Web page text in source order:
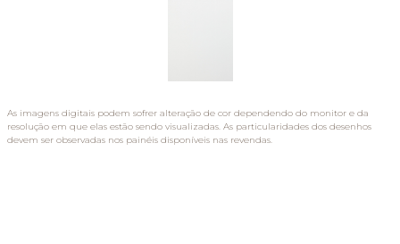
As imagens digitais podem sofrer alteração de cor dependendo do monitor e da
resolução em que elas estão sendo visualizadas. As particularidades dos desenhos
devem ser observadas nos painéis disponíveis nas revendas.